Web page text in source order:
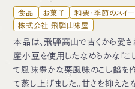
食品 お菓子 和栗・季節のスイー
株式会社 飛騨山味屋
本品は、飛騨高山で古くから愛さ
産小豆を使用したなめらかな『こ
て風味豊かな栗風味のこし餡を作
て蒸し上げました。甘さを抑え